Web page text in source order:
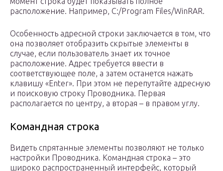
расположение. Например, C:/Program Files/WinRAR.
Особенность адресной строки заключается в том, что
она позволяет отобразить скрытые элементы в
случае, если пользователь знает их точное
расположение. Адрес требуется ввести в
соответствующее поле, а затем останется нажать
клавишу «Enter». При этом не перепутайте адресную
и поисковую строку Проводника. Первая
располагается по центру, а вторая – в правом углу.
Командная строка
Видеть спрятанные элементы позволяют не только
настройки Проводника. Командная строка – это
широко распространенный интерфейс, который